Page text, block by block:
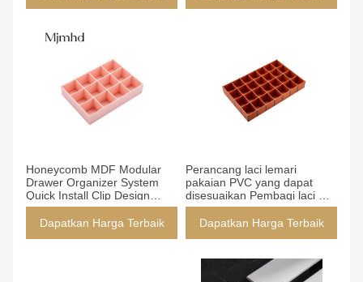
Honeycomb MDF Modular
Drawer Organizer System
Quick Install Clip Design
2000mm X 60/90mm
Dapatkan Harga Terbaik
Perancang laci lemari
pakaian PVC yang dapat
disesuaikan Pembagi laci DIY
Permukaan kulit
Dapatkan Harga Terbaik